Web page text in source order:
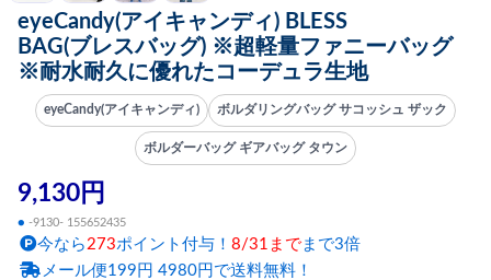
eyeCandy(アイキャンディ) BLESS
BAG(ブレスバッグ) ※超軽量ファニーバッグ
※耐水耐久に優れたコーデュラ生地
eyeCandy(アイキャンディ) ボルダリングバッグ サコッシュ ザック
ボルダーバッグ ギアバッグ タウン
9,130円
● -9130- 155652435
今なら 273ポイント付与！ 8/31まで まで3倍
メール便199円 4980円で送料無料！